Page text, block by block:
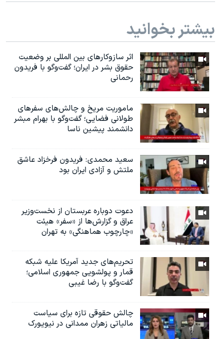
بیشتر بخوانید
اثر ساز‌و‌کارهای بین المللی بر وضعیت
حقوق بشر در ایران؛ گفت‌وگو با فریدون
رحمانی
ماموریت مریخ و چالش‌های سفرهای
طولانی فضایی؛ گفت‌وگو با بهرام مبشر
دانشمند پیشین ناسا
سعید محمدی: فریدون فرخزاد عاشق
ملتش و آزادی ایران بود
دعوت دوباره عربستان از نخست‌وزیر
عراق و گزارش‌ها از «سفر» هیئت
«چارچوب هماهنگی» به تهران
تحریم‌های جدید آمریکا علیه شبکه
قمار و پولشویی جمهوری اسلامی؛
گفت‌وگو با رضا غیبی
چالش حقوقی تازه برای سیاست
مالیاتی زهران ممدانی در نیویورک